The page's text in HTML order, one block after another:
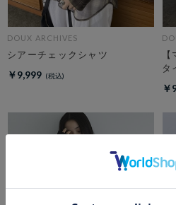
DOUX ARCHIVES
シアーチェックシャツ
￥9,999
タ
￥